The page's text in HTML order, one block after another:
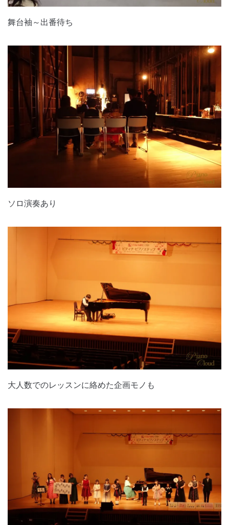
舞台袖～出番待ち
ソロ演奏あり
大人数でのレッスンに絡めた企画モノも